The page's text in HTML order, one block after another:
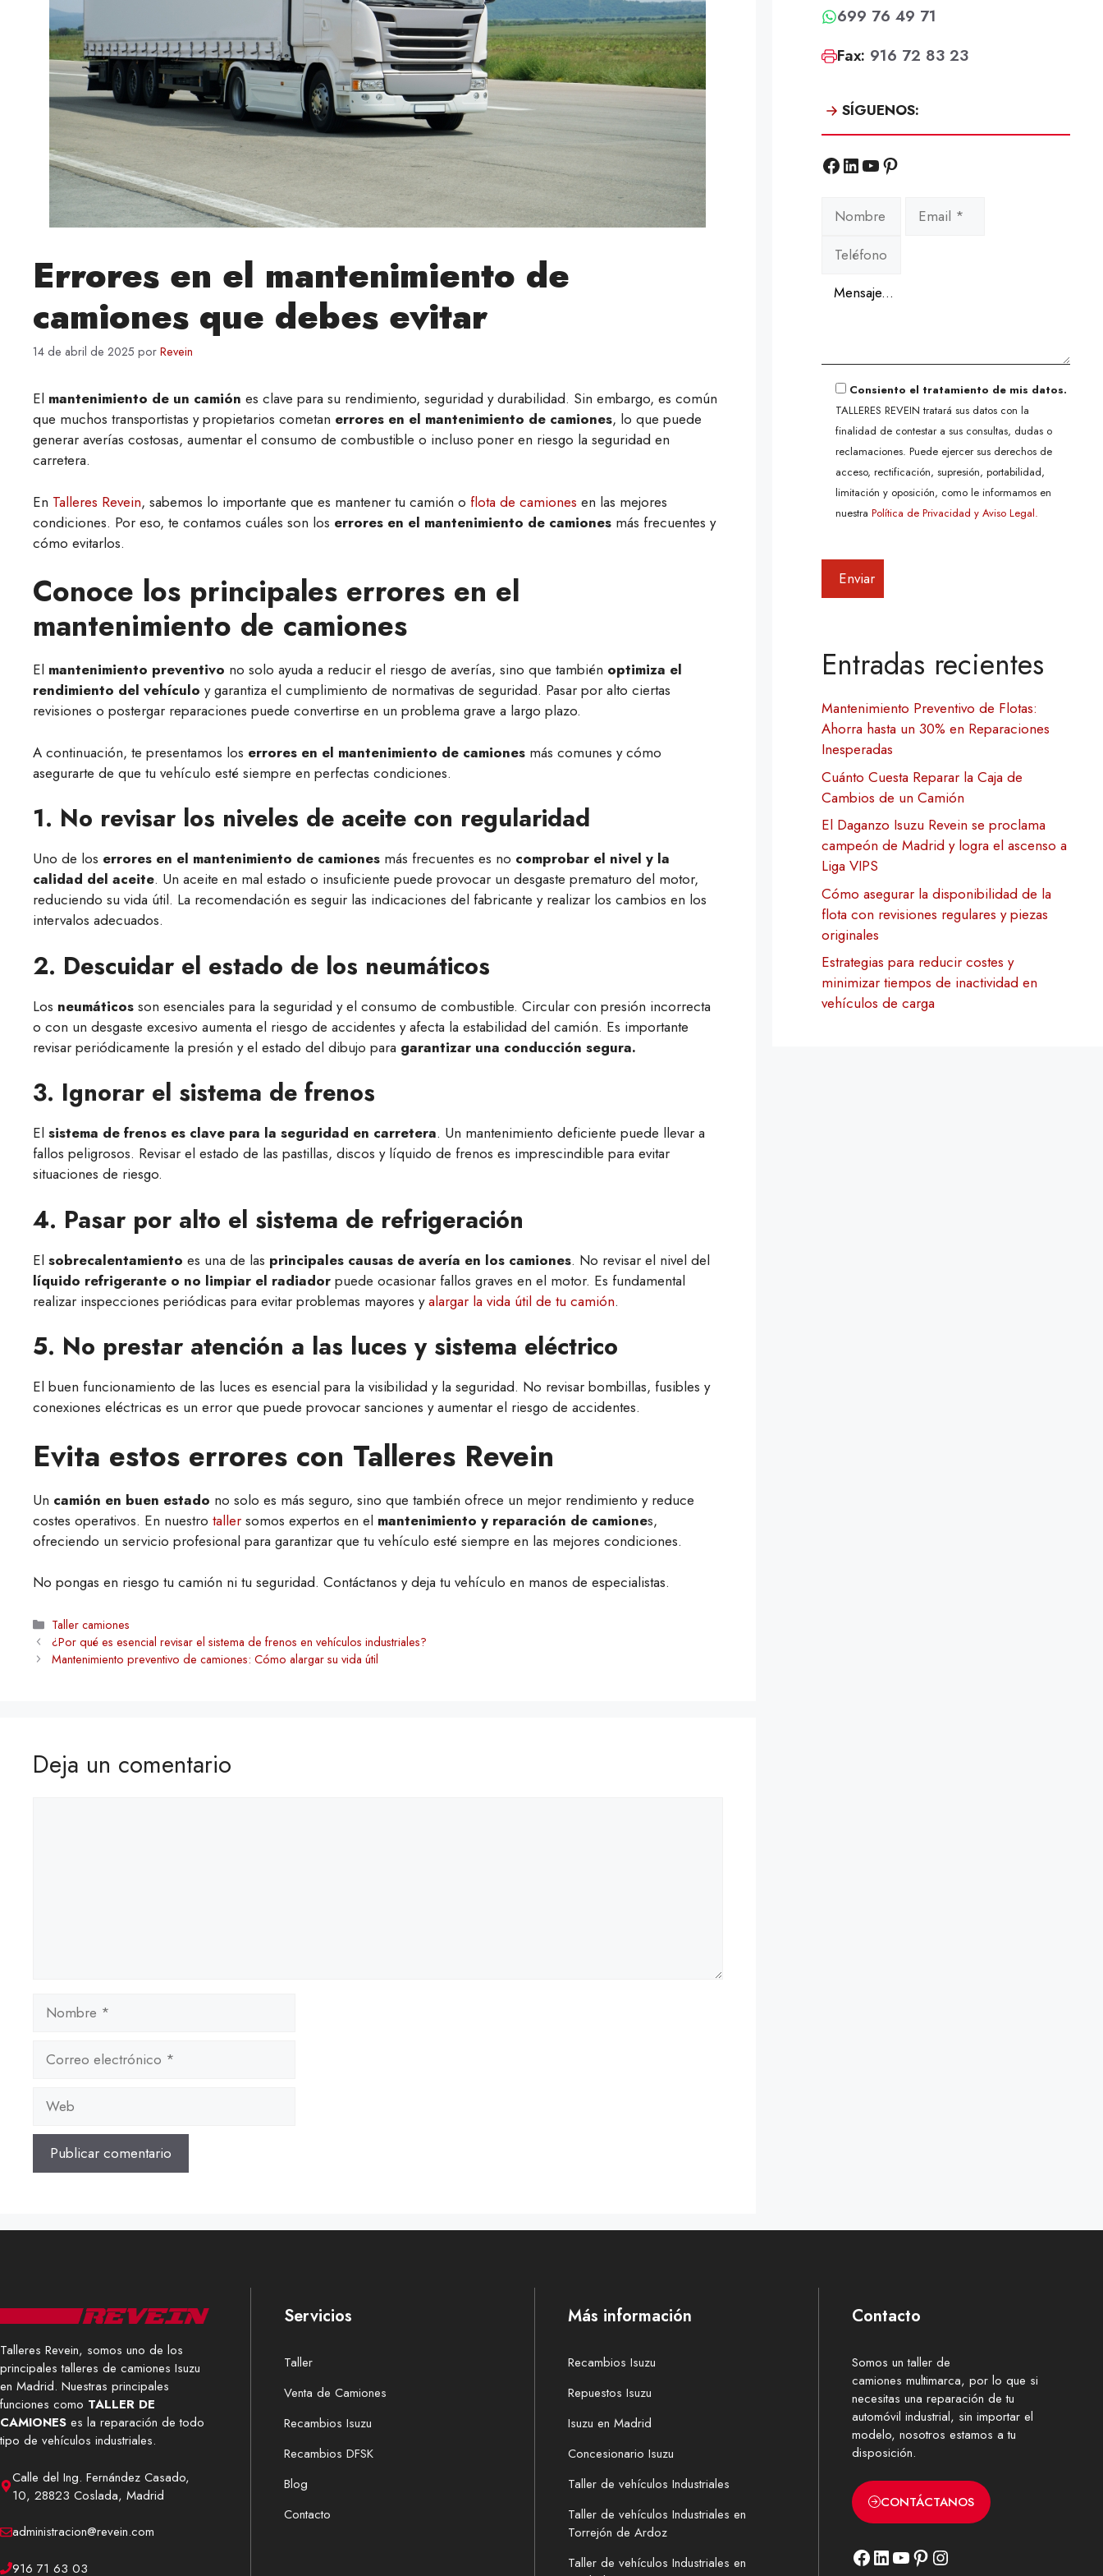
Errores en el mantenimiento de
camiones que debes evitar
14 de abril de 2025 por Revein
El mantenimiento de un camión es clave para su rendimiento, seguridad y durabilidad. Sin embargo, es común
que muchos transportistas y propietarios cometan errores en el mantenimiento de camiones, lo que puede
generar averías costosas, aumentar el consumo de combustible o incluso poner en riesgo la seguridad en
carretera.
En Talleres Revein, sabemos lo importante que es mantener tu camión o flota de camiones en las mejores
condiciones. Por eso, te contamos cuáles son los errores en el mantenimiento de camiones más frecuentes y
cómo evitarlos.
Conoce los principales errores en el
mantenimiento de camiones
El mantenimiento preventivo no solo ayuda a reducir el riesgo de averías, sino que también optimiza el
rendimiento del vehículo y garantiza el cumplimiento de normativas de seguridad. Pasar por alto ciertas
revisiones o postergar reparaciones puede convertirse en un problema grave a largo plazo.
A continuación, te presentamos los errores en el mantenimiento de camiones más comunes y cómo
asegurarte de que tu vehículo esté siempre en perfectas condiciones.
1. No revisar los niveles de aceite con regularidad
Uno de los errores en el mantenimiento de camiones más frecuentes es no comprobar el nivel y la
calidad del aceite. Un aceite en mal estado o insuficiente puede provocar un desgaste prematuro del motor,
reduciendo su vida útil. La recomendación es seguir las indicaciones del fabricante y realizar los cambios en los
intervalos adecuados.
2. Descuidar el estado de los neumáticos
Los neumáticos son esenciales para la seguridad y el consumo de combustible. Circular con presión incorrecta
o con un desgaste excesivo aumenta el riesgo de accidentes y afecta la estabilidad del camión. Es importante
revisar periódicamente la presión y el estado del dibujo para garantizar una conducción segura.
3. Ignorar el sistema de frenos
El sistema de frenos es clave para la seguridad en carretera. Un mantenimiento deficiente puede llevar a
fallos peligrosos. Revisar el estado de las pastillas, discos y líquido de frenos es imprescindible para evitar
situaciones de riesgo.
4. Pasar por alto el sistema de refrigeración
El sobrecalentamiento es una de las principales causas de avería en los camiones. No revisar el nivel del
líquido refrigerante o no limpiar el radiador puede ocasionar fallos graves en el motor. Es fundamental
realizar inspecciones periódicas para evitar problemas mayores yalargar la vida útil de tu camión.
5. No prestar atención a las luces y sistema eléctrico
El buen funcionamiento de las luces es esencial para la visibilidad y la seguridad. No revisar bombillas, fusibles y
conexiones eléctricas es un error que puede provocar sanciones y aumentar el riesgo de accidentes.
Evita estos errores con Talleres Revein
Un camión en buen estado no solo es más seguro, sino que también ofrece un mejor rendimiento y reduce
costes operativos. En nuestro taller somos expertos en el mantenimiento y reparación de camiones,
ofreciendo un servicio profesional para garantizar que tu vehículo esté siempre en las mejores condiciones.
No pongas en riesgo tu camión ni tu seguridad. Contáctanos y deja tu vehículo en manos de especialistas.
Categorías
Taller camiones
¿Por qué es esencial revisar el sistema de frenos en vehículos industriales?
Mantenimiento preventivo de camiones: Cómo alargar su vida útil
Deja un comentario
Nombre
Correo
electrónico
Web
699 76 49 71
Fax: 916 72 83 23
SÍGUENOS:
Facebook
LinkedIn
YouTube
Pinterest
Consiento el tratamiento de mis datos.
TALLERES REVEIN tratará sus datos con la
finalidad de contestar a sus consultas, dudas o
reclamaciones. Puede ejercer sus derechos de
acceso, rectificación, supresión, portabilidad,
limitación y oposición, como le informamos en
nuestra Política de Privacidad y Aviso Legal.
Entradas recientes
Mantenimiento Preventivo de Flotas:
Ahorra hasta un 30% en Reparaciones
Inesperadas
Cuánto Cuesta Reparar la Caja de
Cambios de un Camión
El Daganzo Isuzu Revein se proclama
campeón de Madrid y logra el ascenso a
Liga VIPS
Cómo asegurar la disponibilidad de la
flota con revisiones regulares y piezas
originales
Estrategias para reducir costes y
minimizar tiempos de inactividad en
vehículos de carga
Talleres Revein, somos uno de los
principales talleres de camiones Isuzu
en Madrid. Nuestras principales
funciones como TALLER DE
CAMIONES es la reparación de todo
tipo de vehículos industriales.
Calle del Ing. Fernández Casado,
10, 28823 Coslada, Madrid
administracion@revein.com
916 71 63 03
Servicios
Taller
Venta de Camiones
Recambios Isuzu
Recambios DFSK
Blog
Contacto
Más información
Recambios Isuzu
Repuestos Isuzu
Isuzu en Madrid
Concesionario Isuzu
Taller de vehículos Industriales
Taller de vehículos Industriales en
Torrejón de Ardoz
Taller de vehículos Industriales en
Contacto
Somos untaller de
camiones multimarca, por lo que si
necesitas una reparación de tu
automóvil industrial, sin importar el
modelo, nosotros estamos a tu
disposición.
CONTÁCTANOS
Facebook
LinkedIn
YouTube
Pinterest
Instagram